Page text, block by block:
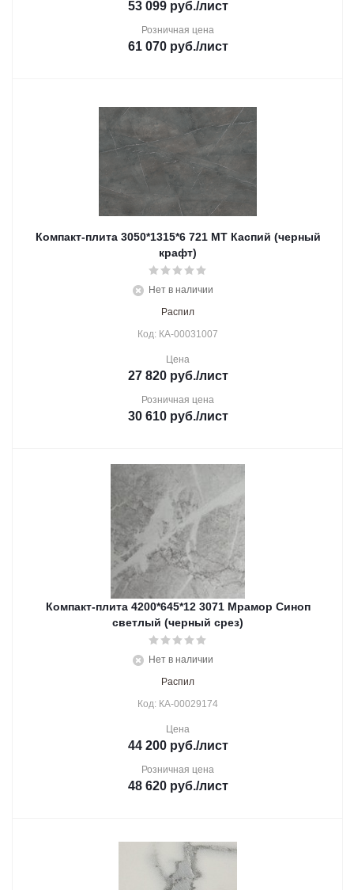
53 099руб./лист
Розничная цена
61 070руб./лист
Компакт-плита 3050*1315*6 721 МТ Каспий (черный
крафт)
Нет в наличии
Распил
Код: КА-00031007
Цена
27 820руб./лист
Розничная цена
30 610руб./лист
Компакт-плита 4200*645*12 3071 Мрамор Синоп
светлый (черный срез)
Нет в наличии
Распил
Код: КА-00029174
Цена
44 200руб./лист
Розничная цена
48 620руб./лист